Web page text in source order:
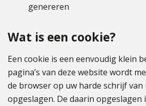
genereren
Wat is een cookie?
Een cookie is een eenvoudig klein
pagina’s van deze website wordt
de browser op uw harde schrijf
opgeslagen. De daarin